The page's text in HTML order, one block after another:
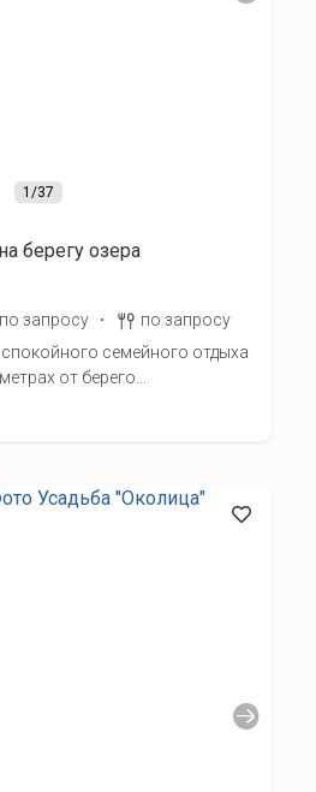
1/37
берегу озера
по запросу ·
по запросу
семейного отдыха
от берего...